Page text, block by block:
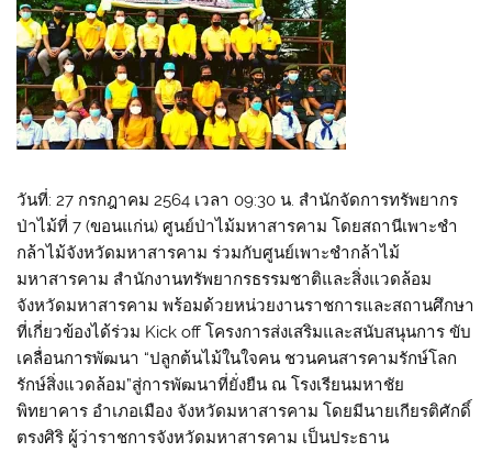
วันที่: 27 กรกฎาคม 2564 เวลา 09:30 น. สำนักจัดการทรัพยากร
ป่าไม้ที่ 7 (ขอนแก่น) ศูนย์ป่าไม้มหาสารคาม โดยสถานีเพาะชำ
กล้าไม้จังหวัดมหาสารคาม ร่วมกับศูนย์เพาะชำกล้าไม้
มหาสารคาม สำนักงานทรัพยากรธรรมชาติและสิ่งแวดล้อม
จังหวัดมหาสารคาม พร้อมด้วยหน่วยงานราชการและสถานศึกษา
ที่เกี่ยวข้องได้ร่วม Kick off โครงการส่งเสริมและสนับสนุนการ ขับ
เคลื่อนการพัฒนา “ปลูกต้นไม้ในใจคน ชวนคนสารคามรักษ์โลก
รักษ์สิ่งแวดล้อม”สู่การพัฒนาที่ยั่งยืน ณ โรงเรียนมหาชัย
พิทยาคาร อำเภอเมือง จังหวัดมหาสารคาม โดยมีนายเกียรติศักดิ์
ตรงศิริ ผู้ว่าราชการจังหวัดมหาสารคาม เป็นประธาน